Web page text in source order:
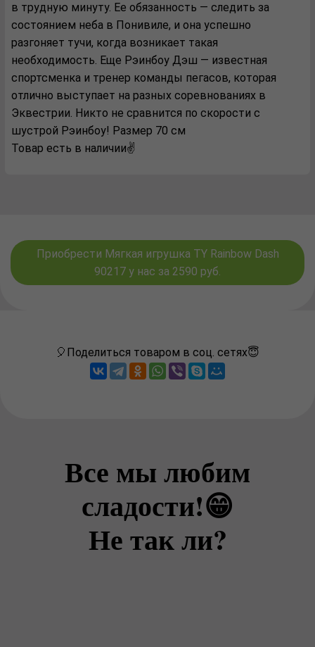
в трудную минуту. Ее обязанность — следить за
состоянием неба в Понивиле, и она успешно
разгоняет тучи, когда возникает такая
необходимость. Еще Рэинбоу Дэш — известная
спортсменка и тренер команды пегасов, которая
отлично выступает на разных соревнованиях в
Эквестрии. Никто не сравнится по скорости с
шустрой Рэинбоу! Размер 70 см
Товар есть в наличии✌️
Приобрести Мягкая игрушка TY Rainbow Dash
90217 у нас за 2590 руб.
🎈Поделиться товаром в соц. сетях😇
Все мы любим
сладости!😁
Не так ли?